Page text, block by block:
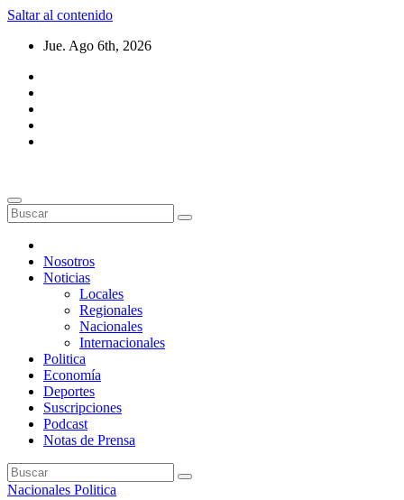
Saltar al contenido
Jue. Ago 6th, 2026
Nosotros
Noticias
Locales
Regionales
Nacionales
Internacionales
Politica
Economía
Deportes
Suscripciones
Podcast
Notas de Prensa
Nacionales Politica